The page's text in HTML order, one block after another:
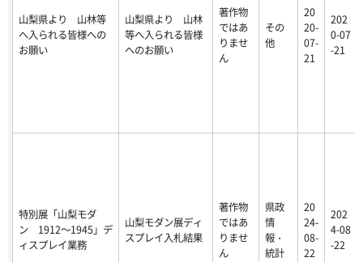
山梨県より 山林等
へ入られる皆様への
お願い
山梨県より 山林
等へ入られる皆様
へのお願い
著作物
ではあ
りませ
ん
その
他
20
20-
07-
21
202
0-07
-21
特別展「山梨モダ
ン 1912～1945」デ
ィスプレイ業務
山梨モダン展ディ
スプレイ入札結果
著作物
ではあ
りませ
ん
県政
情
報・
統計
20
24-
08-
22
202
4-08
-22